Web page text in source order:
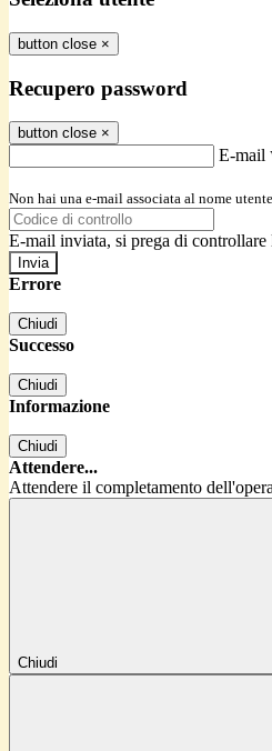
button close ×
Recupero password
button close ×
E-mail
Non hai una e-mail associata al nome
E-mail inviata, si prega di controllare
Errore
Chiudi
Successo
Chiudi
Informazione
Chiudi
Attendere...
Attendere il completamento
Chiudi